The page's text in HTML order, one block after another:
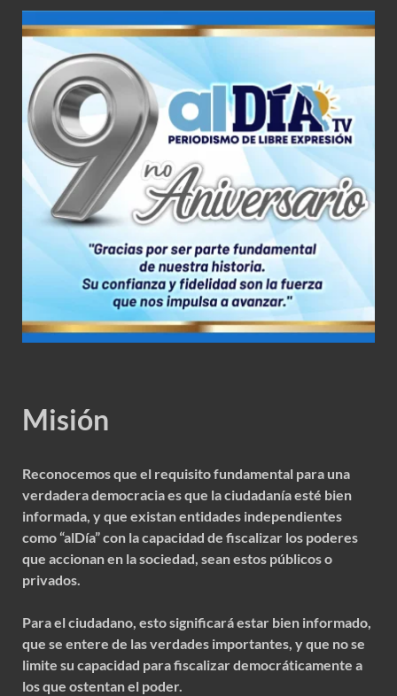
Misión
Reconocemos que el requisito fundamental para una
verdadera democracia es que la ciudadanía esté bien
informada, y que existan entidades independientes
como “alDía” con la capacidad de fiscalizar los poderes
que accionan en la sociedad, sean estos públicos o
privados.
Para el ciudadano, esto significará estar bien informado,
que se entere de las verdades importantes, y que no se
limite su capacidad para fiscalizar democráticamente a
los que ostentan el poder.